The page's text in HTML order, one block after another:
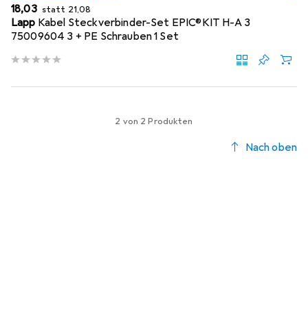
EUR
18,03 statt EUR
21,08
Lapp Kabel Steckverbinder-Set EPIC®KIT H-A 3
75009604 3 + PE Schrauben 1 Set
2 von 2 Produkten
Nach oben